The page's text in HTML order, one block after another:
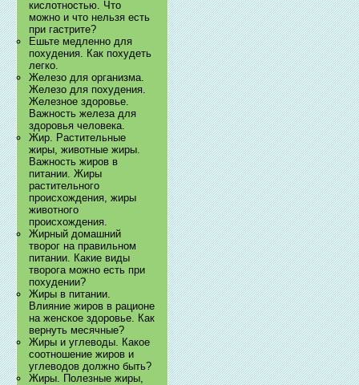
кислотностью. Что
можно и что нельзя есть
при гастрите?
Ешьте медленно для
похудения. Как похудеть
легко.
Железо для организма.
Железо для похудения.
Железное здоровье.
Важность железа для
здоровья человека.
Жир. Растительные
жиры, животные жиры.
Важность жиров в
питании. Жиры
растительного
происхождения, жиры
животного
происхождения.
Жирный домашний
творог на правильном
питании. Какие виды
творога можно есть при
похудении?
Жиры в питании.
Влияние жиров в рационе
на женское здоровье. Как
вернуть месячные?
Жиры и углеводы. Какое
соотношение жиров и
углеводов должно быть?
Жиры. Полезные жиры,